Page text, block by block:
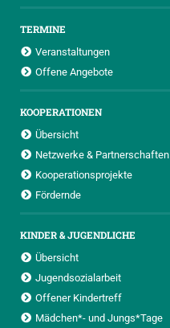
TERMINE
Veranstaltungen
Offene Angebote
KOOPERATIONEN
Übersicht
Netzwerke & Partnerschaften
Kooperationsprojekte
Fördernde
KINDER & JUGENDLICHE
Übersicht
Jugendsozialarbeit
Offener Kindertreff
Mädchen*- und Jungs*Tage